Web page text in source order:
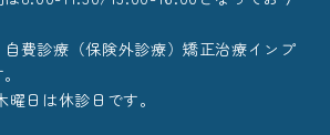
費診療（保険外診療）矯正治療インプ
日は休診日です。